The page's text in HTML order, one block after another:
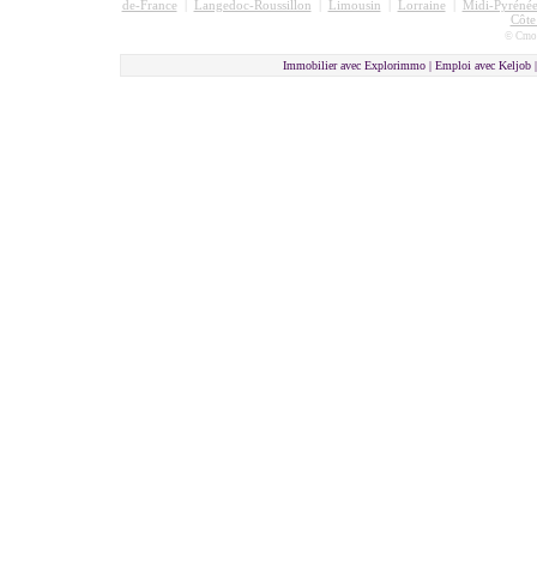
de-France| Langedoc-Roussillon Limousin Lorraine|
Midi-
©
Immobilier avec Explorimmo | Emploi avec Keljob